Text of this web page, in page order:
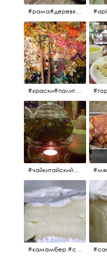
#рама#деревяннаярама#антиквариат#живопись#aplgallery
#краски#палитра#картина#живопись#aplgallery
#чайкитайский#чай#tea#teachinese @chinacook.ru
#камамбер #сыр #camambert